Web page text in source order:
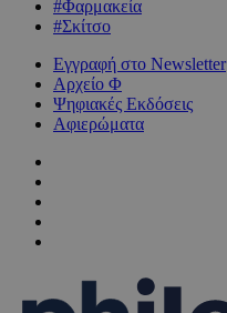
#Φαρμακεία
#Σκίτσο
Εγγραφή στο Newsletter
Αρχείο Φ
Ψηφιακές Εκδόσεις
Αφιερώματα